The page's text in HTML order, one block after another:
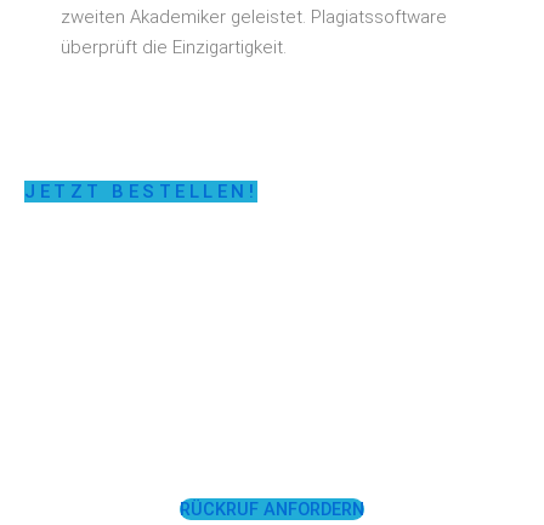
zweiten Akademiker geleistet. Plagiatssoftware
überprüft die Einzigartigkeit.
JETZT BESTELLEN!
RÜCKRUF ANFORDERN